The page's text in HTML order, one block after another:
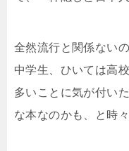
全然流行と関係ない
中学生、ひいては高
多いことに気が付い
な本なのかも、と時